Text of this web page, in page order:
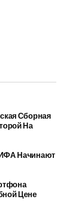
Сборная
На
Начинают
Цене